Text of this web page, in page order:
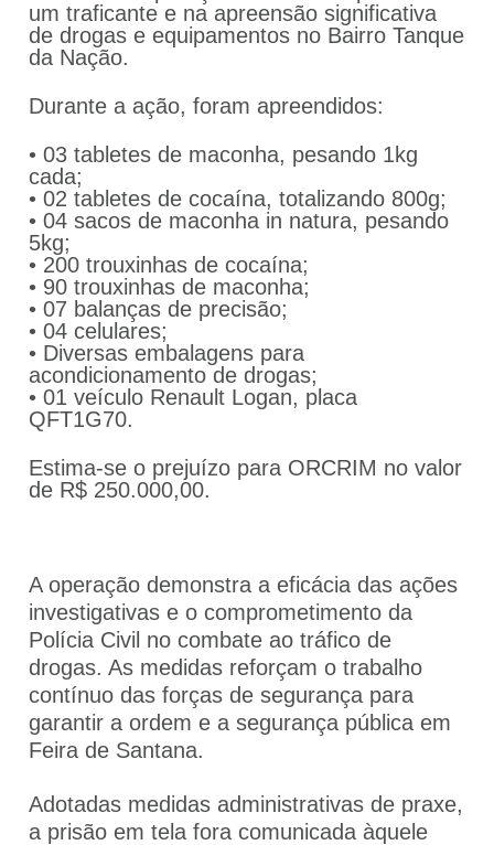
um traficante e na apreensão significativa
de drogas e equipamentos no Bairro Tanque
da Nação.
Durante a ação, foram apreendidos:
• 03 tabletes de maconha, pesando 1kg
cada;
• 02 tabletes de cocaína, totalizando 800g;
• 04 sacos de maconha in natura, pesando
5kg;
• 200 trouxinhas de cocaína;
• 90 trouxinhas de maconha;
• 07 balanças de precisão;
• 04 celulares;
• Diversas embalagens para
acondicionamento de drogas;
• 01 veículo Renault Logan, placa
QFT1G70.
Estima-se o prejuízo para ORCRIM no valor
de R$ 250.000,00.
A operação demonstra a eficácia das ações
investigativas e o comprometimento da
Polícia Civil no combate ao tráfico de
drogas. As medidas reforçam o trabalho
contínuo das forças de segurança para
garantir a ordem e a segurança pública em
Feira de Santana.
Adotadas medidas administrativas de praxe,
a prisão em tela fora comunicada àquele